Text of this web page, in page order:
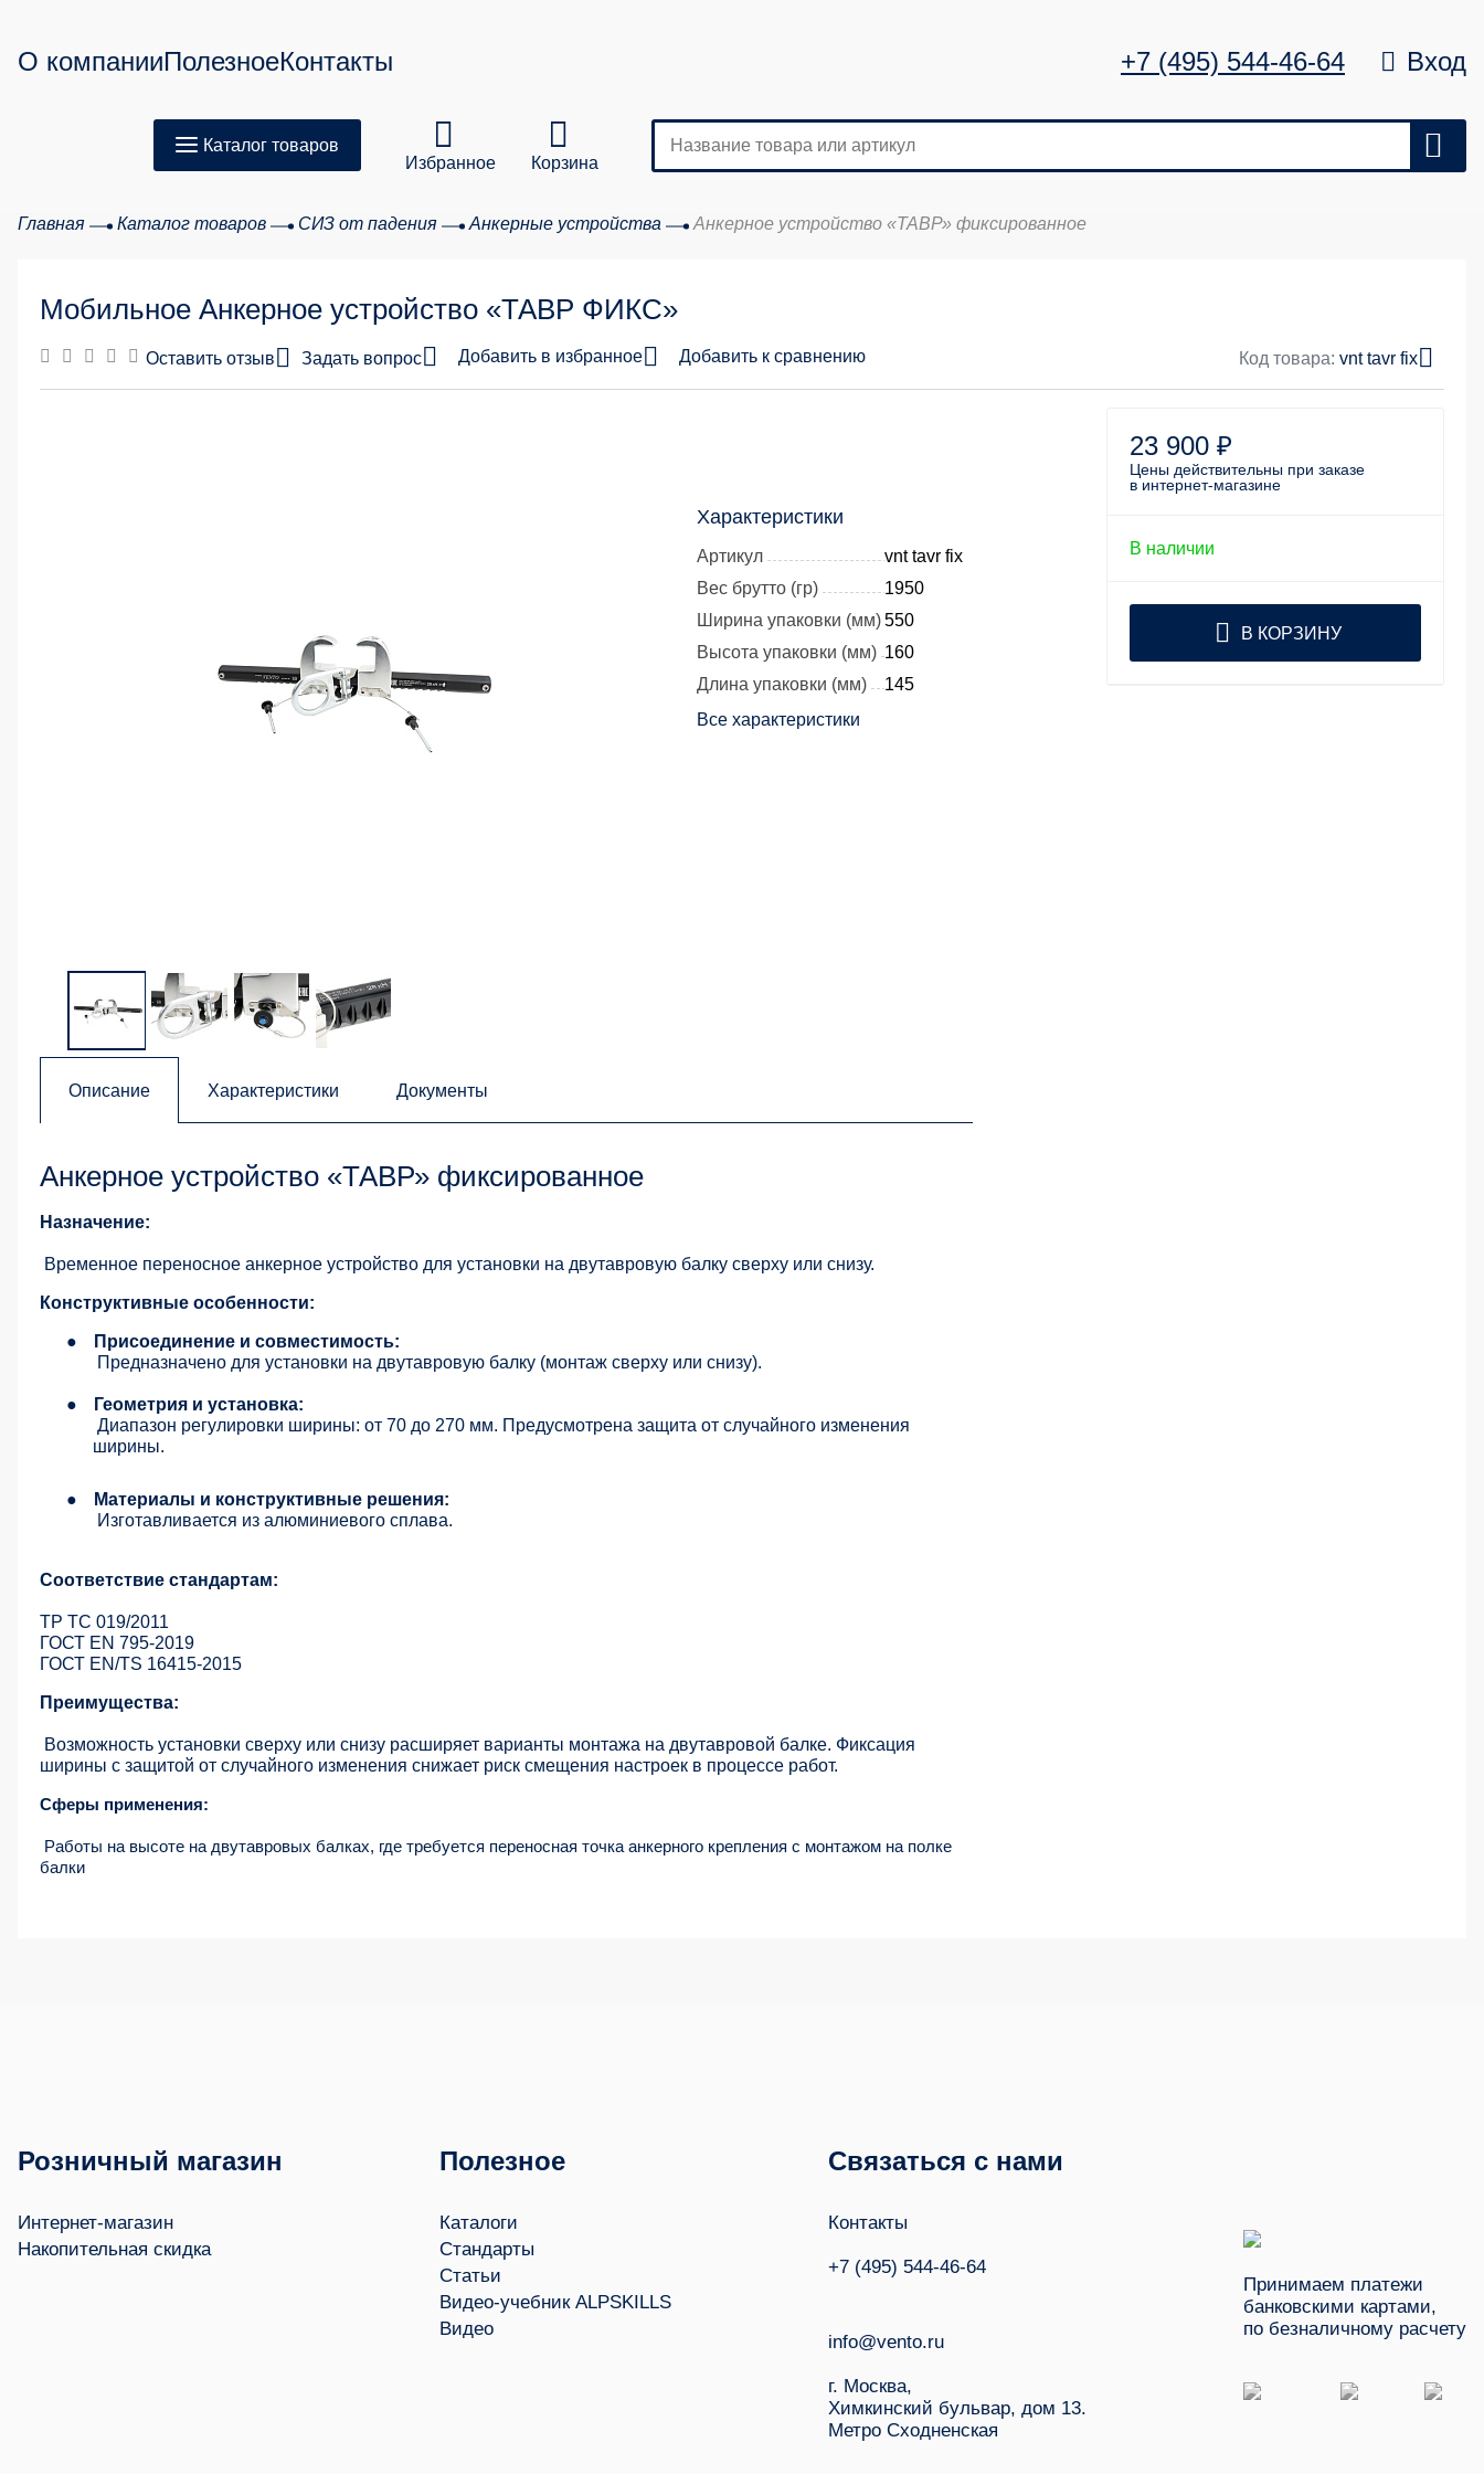
О компанииПолезноеКонтакты +7 (495) 544-46-64 Вход
Каталог товаров
Избранное
Корзина
Сумма заказа:
Главная Каталог товаров СИЗ от падения Анкерные устройства Анкерное устройство «ТАВР» фиксированное
Мобильное Анкерное устройство «ТАВР ФИКС»
Оставить отзыв Задать вопрос Добавить в избранное Добавить к сравнению Код товара: vnt tavr fix
Характеристики
Артикул
vnt tavr fix
Вес брутто (гр)
1950
Ширина упаковки (мм)550
Высота упаковки (мм) 160
Длина упаковки (мм)
145
Все характеристики
23 900 ₽
Цены действительны при заказе
в интернет-магазине
В наличии
В КОРЗИНУ
Описание Характеристики Документы
Анкерное устройство «ТАВР» фиксированное
Назначение:
Временное переносное анкерное устройство для установки на двутавровую балку сверху или снизу.
Конструктивные особенности:
●
Присоединение и совместимость:
Предназначено для установки на двутавровую балку (монтаж сверху или снизу).
●
Геометрия и установка:
Диапазон регулировки ширины: от 70 до 270 мм. Предусмотрена защита от случайного изменения
ширины.
●
Материалы и конструктивные решения:
Изготавливается из алюминиевого сплава.
Соответствие стандартам:
ТР ТС 019/2011
ГОСТ EN 795-2019
ГОСТ EN/TS 16415-2015
Преимущества:
Возможность установки сверху или снизу расширяет варианты монтажа на двутавровой балке. Фиксация
ширины с защитой от случайного изменения снижает риск смещения настроек в процессе работ.
Сферы применения:
Работы на высоте на двутавровых балках, где требуется переносная точка анкерного крепления с монтажом на полке
балки
Розничный магазин
Интернет-магазин
Накопительная скидка
Полезное
Каталоги
Стандарты
Статьи
Видео-учебник ALPSKILLS
Видео
Связаться с нами
Контакты
+7 (495) 544-46-64
info@vento.ru
г. Москва,
Химкинский бульвар, дом 13.
Метро Сходненская
Принимаем платежи
банковскими картами,
по безналичному расчету